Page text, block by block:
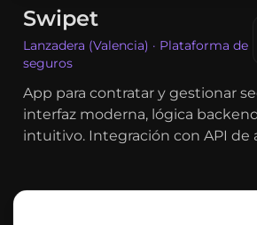
Swipet
Lanzadera (Valencia) · Plataforma de
seguros
App para contratar y gestionar
interfaz moderna, lógica
intuitivo. Integración con API de